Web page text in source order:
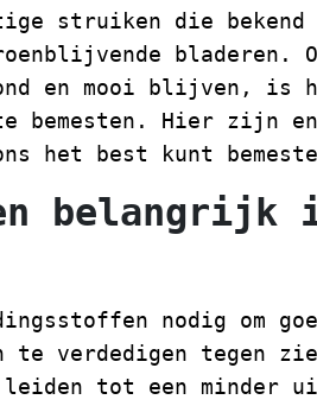
struiken die bekend
bladeren.
en mooi blijven, is
bemesten. Hier zijn
het best kunt
belangrijk
nodig om
verdedigen tegen
leiden tot een minder